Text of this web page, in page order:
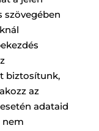
szövegében
biztosítunk,
az
adataid
nem